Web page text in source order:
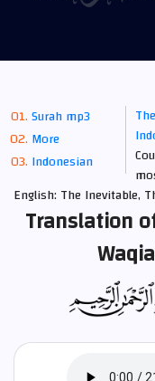
Surah mp3
More
Indonesian
English: The Inevitable,
Translation